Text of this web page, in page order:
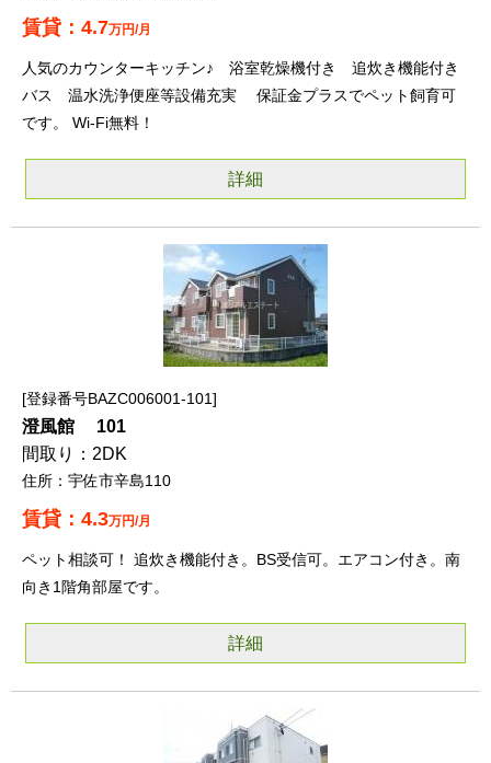
4.7万円/月
人気のカウンターキッチン♪ 浴室乾燥機付き 追炊き機能付き
バス 温水洗浄便座等設備充実 保証金プラスでペット飼育可
です。 Wi-Fi無料！
詳細
登録番号BAZC006001-101
澄風館 101
2DK
宇佐市辛島110
4.3万円/月
ペット相談可！ 追炊き機能付き。BS受信可。エアコン付き。南
向き1階角部屋です。
詳細